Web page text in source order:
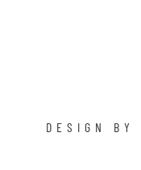
DESIGN BY